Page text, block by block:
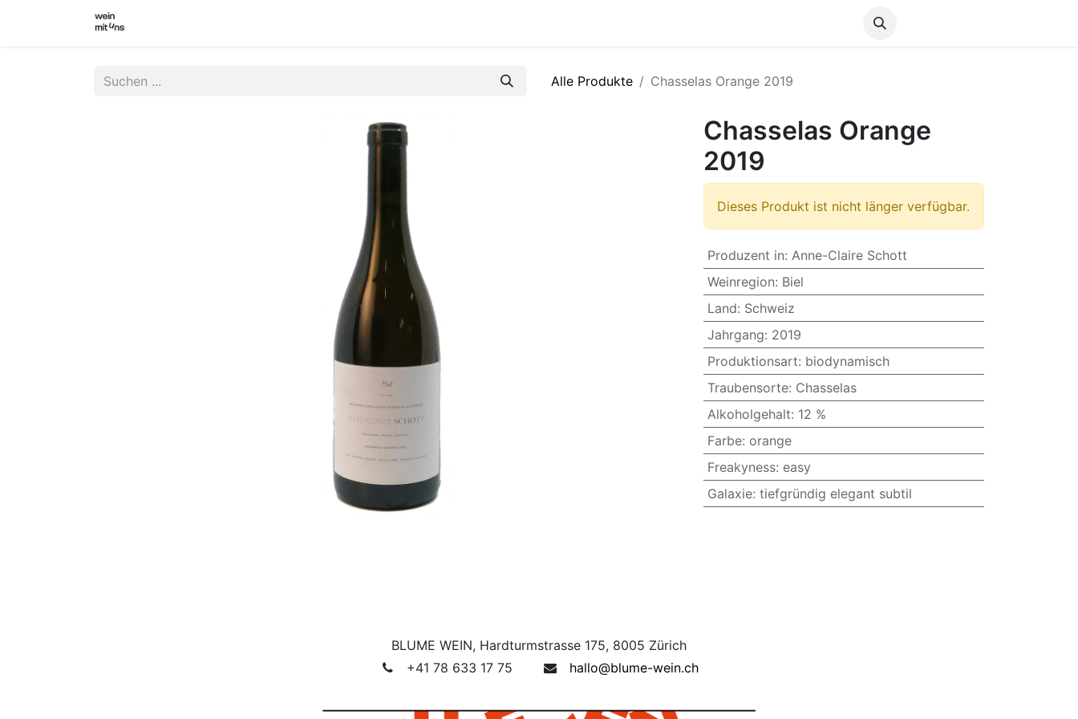
Alle Produkte Chasselas Orange 2019
Chasselas Orange
2019
Dieses Produkt ist nicht länger verfügbar.
Produzent in: Anne-Claire Schott
Weinregion: Biel
Land: Schweiz
Jahrgang: 2019
Produktionsart: biodynamisch
Traubensorte: Chasselas
Alkoholgehalt: 12 %
Farbe: orange
Freakyness: easy
Galaxie: tiefgründig elegant subtil
BLUME WEIN, Hardturmstrasse 175, 8005 Zürich
+41 78 633 17 75
hallo@blume-wein.ch